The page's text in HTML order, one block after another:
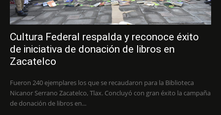
Cultura Federal respalda y reconoce éxito
de iniciativa de donación de libros en
Zacatelco
Fueron 240 ejemplares los que se recaudaron para la Biblioteca
Nicanor Serrano Zacatelco, Tlax. Concluyó con gran éxito la campaña
de donación de libros en...